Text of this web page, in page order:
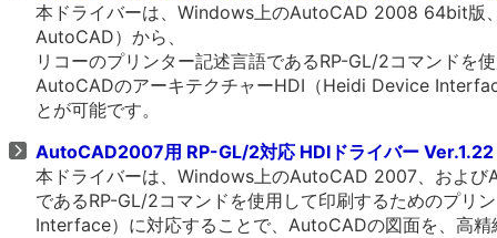
本ドライバーは、Windows上のAutoCAD 2008 64bit
AutoCAD）から、
リコーのプリンター記述言語であるRP-GL/2コマンドを
AutoCADのアーキテクチャーHDI（Heidi Device
とが可能です。
AutoCAD2007用 RP-GL/2対応 HDIドライバー Ver.1.22
本ドライバーは、Windows上のAutoCAD 2007、およ
であるRP-GL/2コマンドを使用して印刷するためのプ
Interface）に対応することで、AutoCADの図面を、高